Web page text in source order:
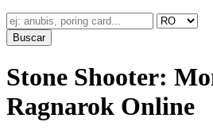
Stone Shooter:
Ragnarok Online